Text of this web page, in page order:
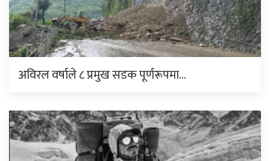
अविरल वर्षाले ८ प्रमुख सडक पूर्णरूपमा…